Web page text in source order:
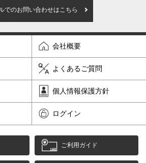
でのお問い合わせはこちら
会社概要
よくあるご質問
個人情報保護方針
ログイン
ご利用ガイド